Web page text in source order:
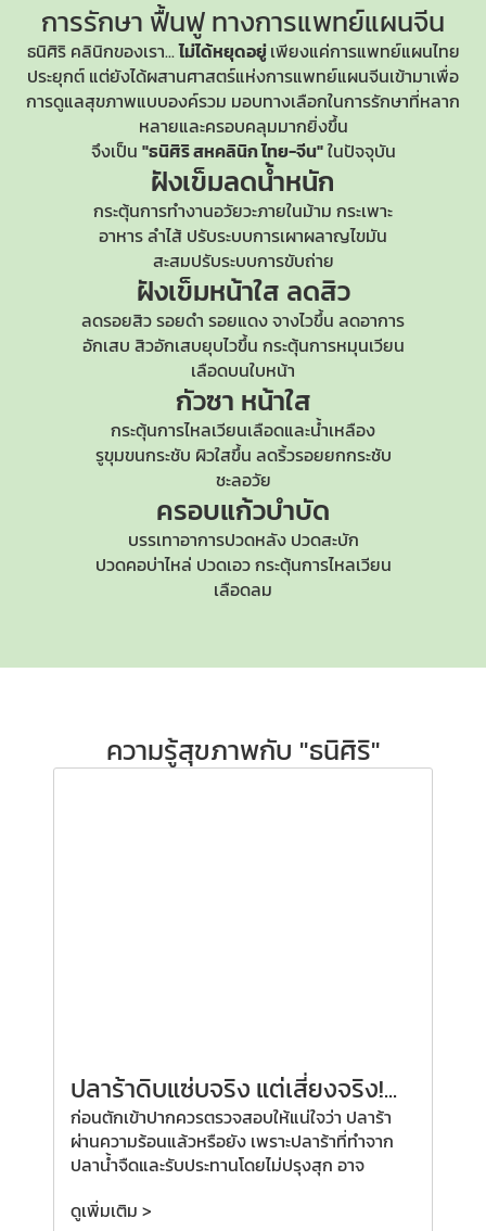
การรักษา ฟื้นฟูทางการแพทย์แผนจีน
ธนิศิริ คลินิกของเรา...ไม่ได้หยุดอยู่เพียงแค่การแพทย์แผนไทย
ประยุกต์ แต่ยังได้ผสานศาสตร์แห่งการแพทย์แผนจีนเข้ามาเพื่อ
การดูแลสุขภาพแบบองค์รวม มอบทางเลือกในการรักษาที่หลาก
หลายและครอบคลุมมากยิ่งขึ้น
จึงเป็น "ธนิศิริ สหคลินิก ไทย-จีน"ในปัจจุบัน
ฝังเข็มลดน้ำหนัก
กระตุ้นการทำงานอวัยวะภายในม้าม กระเพาะ
อาหาร ลำไส้ ปรับระบบการเผาผลาญไขมัน
สะสมปรับระบบการขับถ่าย
ฝังเข็มหน้าใส ลดสิว
ลดรอยสิว รอยดำ รอยแดง จางไวขึ้น ลดอาการ
อักเสบ สิวอักเสบยุบไวขึ้น กระตุ้นการหมุนเวียน
เลือดบนใบหน้า
กัวซา หน้าใส
กระตุ้นการไหลเวียนเลือดและน้ำเหลือง
รูขุมขนกระชับ ผิวใสขึ้น ลดริ้วรอยยกกระชับ
ชะลอวัย
ครอบแก้วบำบัด
บรรเทาอาการปวดหลัง ปวดสะบัก
ปวดคอบ่าไหล่ ปวดเอว กระตุ้นการไหลเวียน
เลือดลม
ความรู้สุขภาพกับ "ธนิศิริ"
ปลาร้าดิบแซ่บจริง แต่เสี่ยงจริง!...
ก่อนตักเข้าปากควรตรวจสอบให้แน่ใจว่า ปลาร้า
ผ่านความร้อนแล้วหรือยัง เพราะปลาร้าที่ทำจาก
ปลาน้ำจืดและรับประทานโดยไม่ปรุงสุก อาจ
ดูเพิ่มเติม >